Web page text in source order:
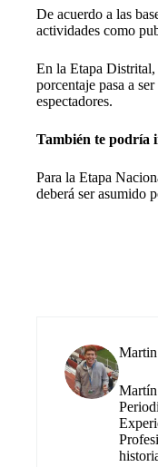
De acuerdo a las
actividades como
En la Etapa Distrital,
porcentaje pasa a
espectadores.
También te podría
Para la Etapa
deberá ser asumido
Martín